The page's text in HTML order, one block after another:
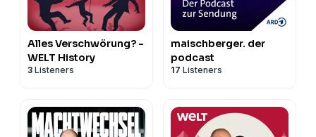
Alles Verschwörung? -
WELT History
3 Listeners
maischberger. der
podcast
17 Listeners